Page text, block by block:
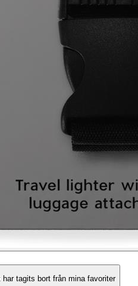
tagits bort från mina favoriter